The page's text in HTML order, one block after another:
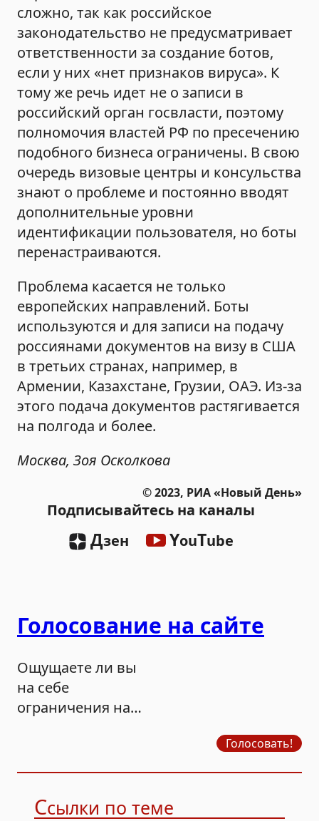
сложно, так как российское
законодательство не предусматривает
ответственности за создание ботов,
если у них «нет признаков вируса». К
тому же речь идет не о записи в
российский орган госвласти, поэтому
полномочия властей РФ по пресечению
подобного бизнеса ограничены. В свою
очередь визовые центры и консульства
знают о проблеме и постоянно вводят
дополнительные уровни
идентификации пользователя, но боты
перенастраиваются.
Проблема касается не только
европейских направлений. Боты
используются и для записи на подачу
россиянами документов на визу в США
в третьих странах, например, в
Армении, Казахстане, Грузии, ОАЭ. Из-за
этого подача документов растягивается
на полгода и более.
Москва, Зоя Осколкова
© 2023, РИА «Новый День»
Подписывайтесь на каналы
Дзен YouTube
Голосование на сайте
Ощущаете ли вы
на себе
ограничения на
Голосовать!
Ссылки по теме